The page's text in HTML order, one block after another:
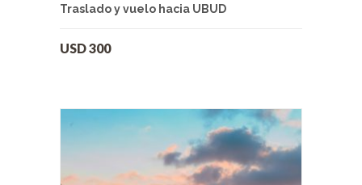
Traslado y vuelo hacia UBUD
USD300